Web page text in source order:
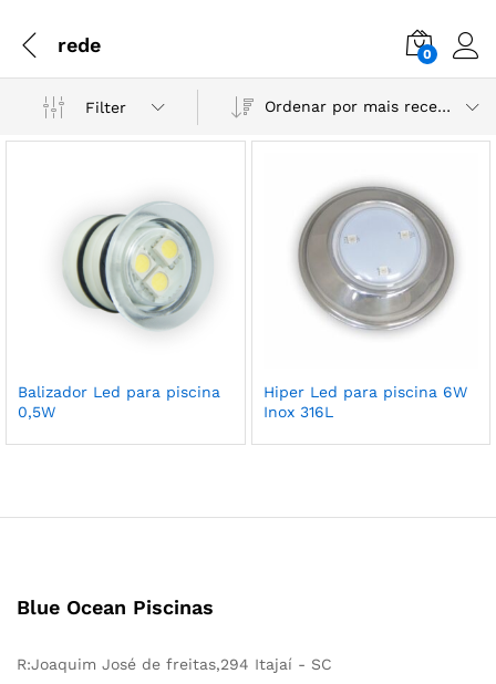
rede 0
Filter Ordenar por mais recente
Balizador Led para piscina
0,5W
Hiper Led para piscina 6W
Inox 316L
Blue Ocean Piscinas
R:Joaquim José de freitas,294 Itajaí - SC